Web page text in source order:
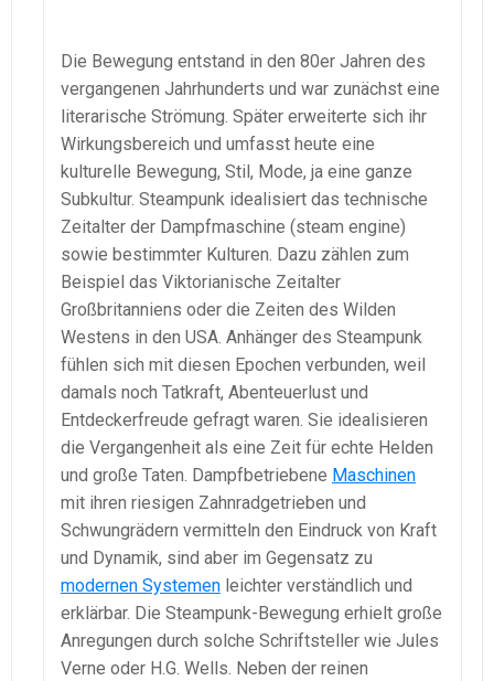
Die Bewegung entstand in den 80er Jahren des
vergangenen Jahrhunderts und war zunächst eine
literarische Strömung. Später erweiterte sich ihr
Wirkungsbereich und umfasst heute eine
kulturelle Bewegung, Stil, Mode, ja eine ganze
Subkultur. Steampunk idealisiert das technische
Zeitalter der Dampfmaschine (steam engine)
sowie bestimmter Kulturen. Dazu zählen zum
Beispiel das Viktorianische Zeitalter
Großbritanniens oder die Zeiten des Wilden
Westens in den USA. Anhänger des Steampunk
fühlen sich mit diesen Epochen verbunden, weil
damals noch Tatkraft, Abenteuerlust und
Entdeckerfreude gefragt waren. Sie idealisieren
die Vergangenheit als eine Zeit für echte Helden
und große Taten. Dampfbetriebene Maschinen
mit ihren riesigen Zahnradgetrieben und
Schwungrädern vermitteln den Eindruck von Kraft
und Dynamik, sind aber im Gegensatz zu
modernen Systemen leichter verständlich und
erklärbar. Die Steampunk-Bewegung erhielt große
Anregungen durch solche Schriftsteller wie Jules
Verne oder H.G. Wells. Neben der reinen